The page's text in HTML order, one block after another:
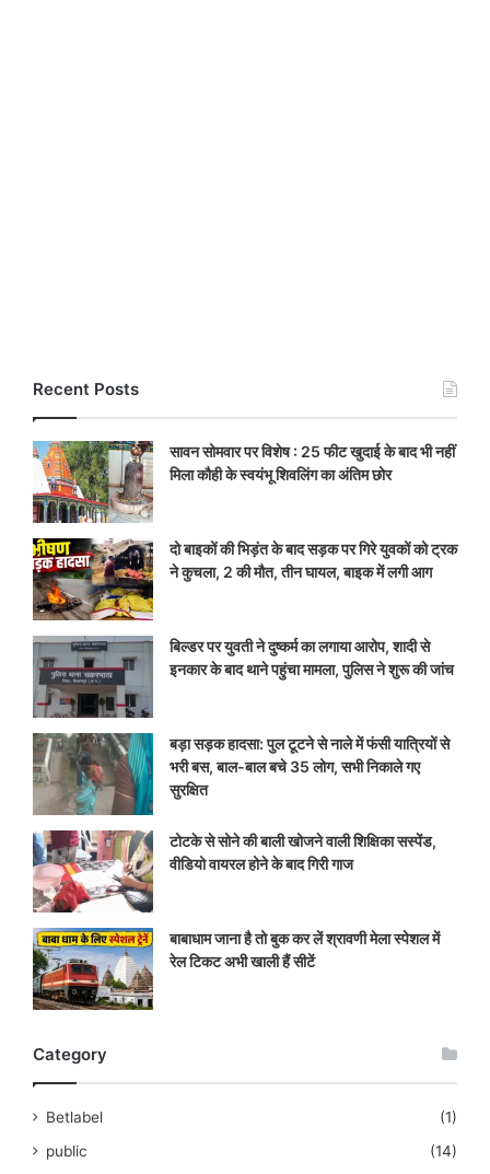
Recent Posts
सावन सोमवार पर विशेष : 25 फीट खुदाई के बाद भी नहीं
मिला कौही के स्वयंभू शिवलिंग का अंतिम छोर
दो बाइकों की भिड़ंत के बाद सड़क पर गिरे युवकों को ट्रक
ने कुचला, 2 की मौत, तीन घायल, बाइक में लगी आग
बिल्डर पर युवती ने दुष्कर्म का लगाया आरोप, शादी से
इनकार के बाद थाने पहुंचा मामला, पुलिस ने शुरू की जांच
बड़ा सड़क हादसा: पुल टूटने से नाले में फंसी यात्रियों से
भरी बस, बाल-बाल बचे 35 लोग, सभी निकाले गए
सुरक्षित
टोटके से सोने की बाली खोजने वाली शिक्षिका सस्पेंड,
वीडियो वायरल होने के बाद गिरी गाज
बाबाधाम जाना है तो बुक कर लें श्रावणी मेला स्पेशल में
रेल टिकट अभी खाली हैं सीटें
Category
Betlabel
(1)
public
(14)